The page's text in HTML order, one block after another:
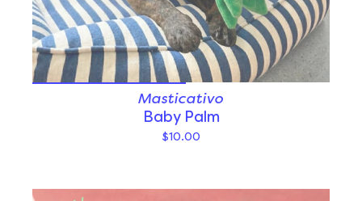
Masticativo
Baby Palm
$10.00